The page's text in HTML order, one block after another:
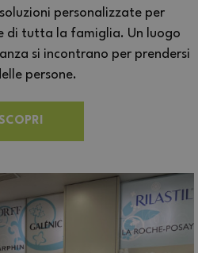
personalizzate per
di tutta la famiglia. Un luogo
si incontrano per prendersi
persone.